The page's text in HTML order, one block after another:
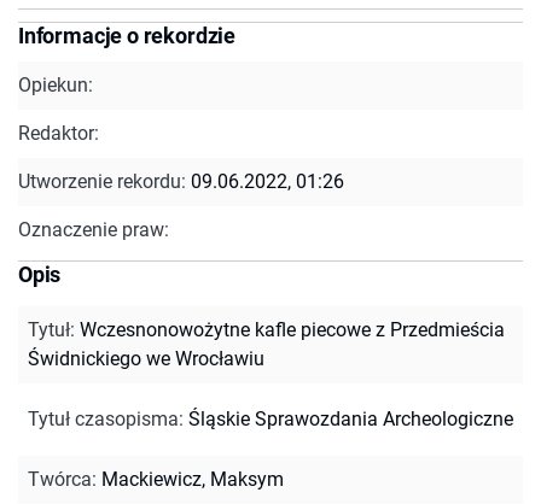
Informacje o rekordzie
Opiekun:
Redaktor:
Utworzenie rekordu: 09.06.2022, 01:26
Oznaczenie praw:
Opis
Tytuł: Wczesnonowożytne kafle piecowe z Przedmieścia
Świdnickiego we Wrocławiu
Tytuł czasopisma: Śląskie Sprawozdania Archeologiczne
Twórca: Mackiewicz, Maksym